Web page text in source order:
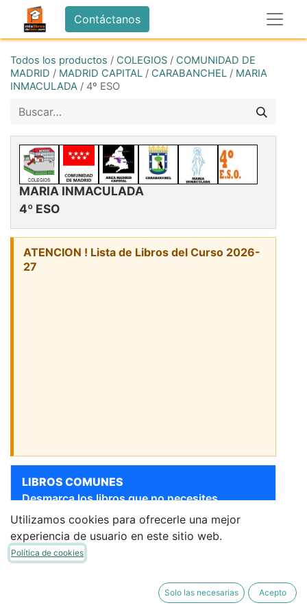
Contáctanos
Todos los productos / COLEGIOS / COMUNIDAD DE
MADRID / MADRID CAPITAL / CARABANCHEL / MARIA
INMACULADA / 4º ESO
MARIA INMACULADA
4º ESO
ATENCION ! Lista de Libros del Curso 2026-
27
LIBROS COMUNES
Desmarca los libros que no necesites.
[9788468049991] 4ESO
Sigue bajando para ver más libros
Utilizamos cookies para ofrecerle una mejor
experiencia de usuario en este sitio web.
Política de cookies
Solo las necesarias Acepto